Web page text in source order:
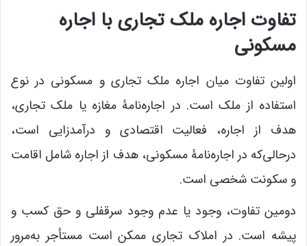
تفاوت اجاره ملک تجاری با اجاره
مسکونی
اولین تفاوت میان اجاره ملک تجاری و مسکونی در نوع
استفاده از ملک است. در اجاره‌نامۀ مغازه یا ملک تجاری،
هدف از اجاره، فعالیت اقتصادی و درآمدزایی است،
درحالی‌که در اجاره‌نامۀ مسکونی، هدف از اجاره شامل اقامت
و سکونت شخصی است.
دومین تفاوت، وجود یا عدم وجود سرقفلی و حق کسب و
پیشه است. در املاک تجاری ممکن است مستأجر به‌مرور